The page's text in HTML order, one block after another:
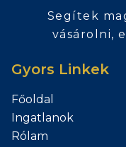
Segítek
vásárolni,
Gyors Linkek
Főoldal
Ingatlanok
Rólam